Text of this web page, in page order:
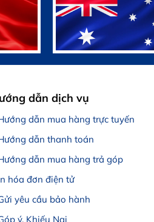
dẫn dịch vụ
dẫn mua hàng trực tuyến
dẫn thanh toán
dẫn mua hàng trả góp
hóa đơn điện tử
yêu cầu bảo hành
ý, Khiếu Nại